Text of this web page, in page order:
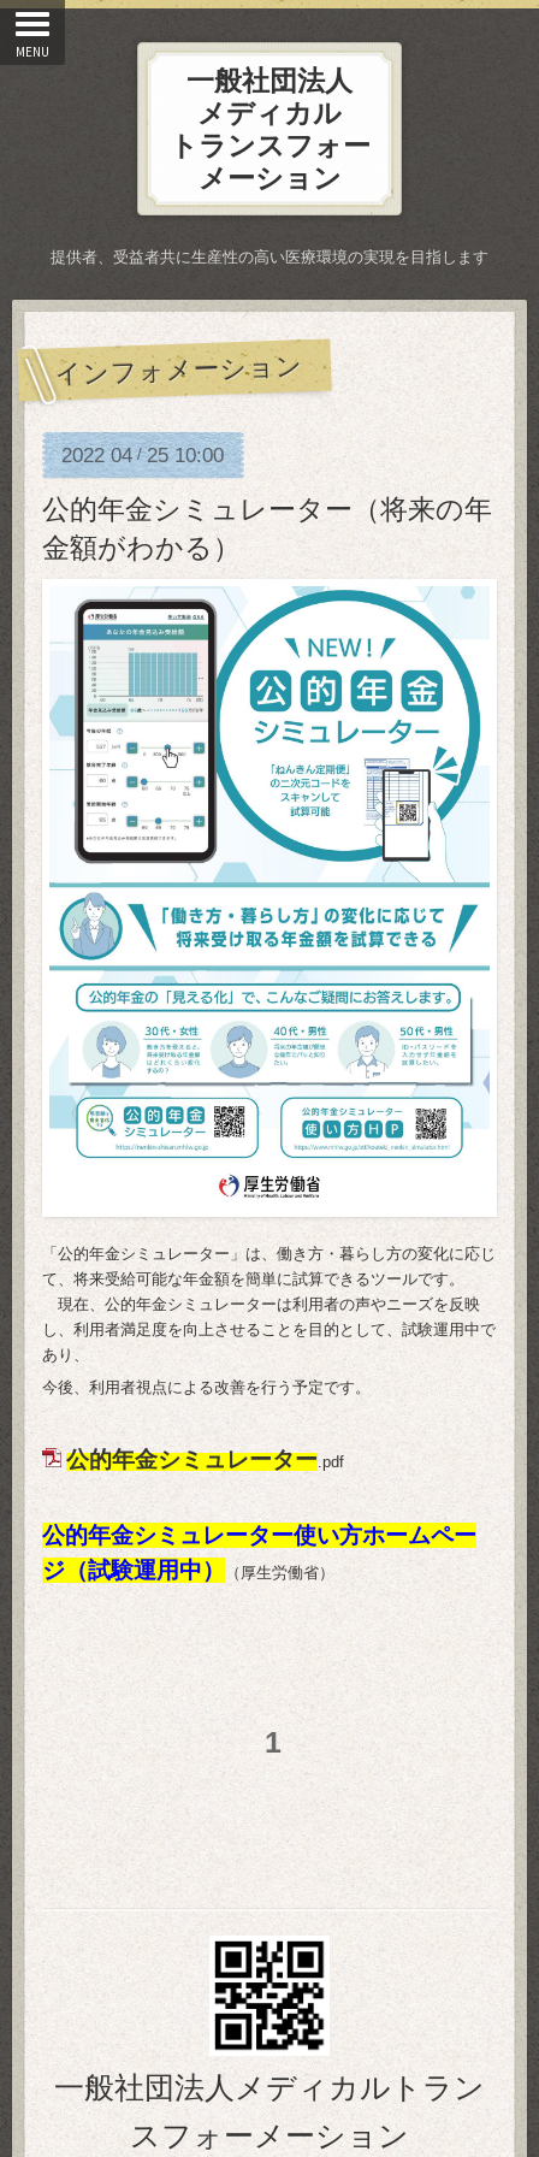
一般社団法人
メディカル
トランスフォー
メーション
提供者、受益者共に生産性の高い医療環境の実現を目指します
インフォメーション
2022 04/25 10:00
公的年金シミュレーター（将来の年
金額がわかる）
「公的年金シミュレーター」は、働き方・暮らし方の変化に応じ
て、将来受給可能な年金額を簡単に試算できるツールです。
現在、公的年金シミュレーターは利用者の声やニーズを反映
し、利用者満足度を向上させることを目的として、試験運用中で
あり、
今後、利用者視点による改善を行う予定です。
公的年金シミュレーター .pdf
公的年金シミュレーター使い方ホームペー
ジ （試験運用中） （厚生労働省）
1
一般社団法人メディカルトラン
スフォーメーション